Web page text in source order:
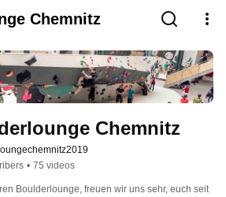
Chemnitz
Chemnitz
• 75 videos
Boulderlounge, freuen wir uns sehr, euch seit